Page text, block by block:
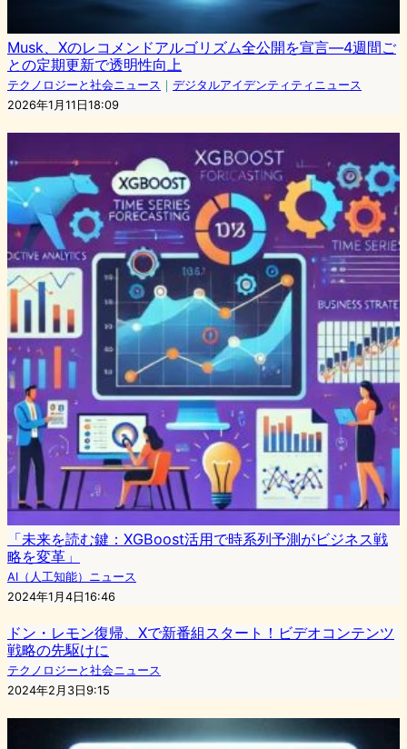
Musk、Xのレコメンドアルゴリズム全公開を宣言―4週間ご
との定期更新で透明性向上
テクノロジーと社会ニュース ｜ デジタルアイデンティティニュース
2026年1月11日18:09
「未来を読む鍵：XGBoost活用で時系列予測がビジネス戦
略を変革」
AI（人工知能）ニュース
2024年1月4日16:46
ドン・レモン復帰、Xで新番組スタート！ビデオコンテンツ
戦略の先駆けに
テクノロジーと社会ニュース
2024年2月3日9:15